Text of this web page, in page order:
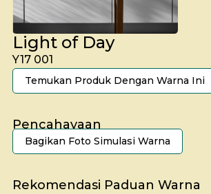
Light of Day
Y17 001
Temukan Produk Dengan Warna Ini
Pencahayaan
Bagikan Foto Simulasi Warna
Rekomendasi Paduan Warna